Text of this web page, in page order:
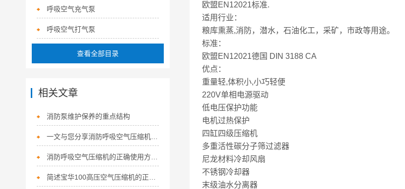
欧盟EN12021标准.
适用行业：
粮库熏蒸,消防，潜水，石油化工，采矿，市政等用途。
标准：
欧盟EN12021德国 DIN 3188 CA
优点：
重量轻,体积小,小巧轻便
220V单相电源驱动
低电压保护功能
电机过热保护
四缸四级压缩机
多重活性碳分子筛过滤器
尼龙材料冷却风扇
不锈钢冷却器
末级油水分离器
呼吸空气充气泵
呼吸空气打气泵
查看全部目录
相关文章
消防泵维护保养的重点结构
一文与您分享消防呼吸空气压缩机的常见问题相应解决方法